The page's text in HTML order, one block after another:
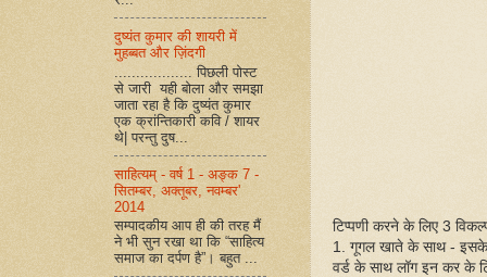
टिप्पणी करने के लिए 3
1. गूगल खाते के साथ -
वर्ड के साथ लॉग इन कर के
दुष्यंत कुमार की शायरी में
मुहब्बत और ज़िंदगी
.................. पिछली पोस्ट
से जारी यही बोला और समझा
जाता रहा है कि दुष्यंत कुमार
एक क्रांन्तिकारी कवि / शायर
थे| परन्तु दुष...
साहित्यम् - वर्ष 1 - अङ्क 7 -
सितम्बर, अक्तूबर, नवम्बर'
2014
सम्पादकीय आप ही की तरह मैं
ने भी सुन रखा था कि “साहित्य
समाज का दर्पण है”। बहुत ...